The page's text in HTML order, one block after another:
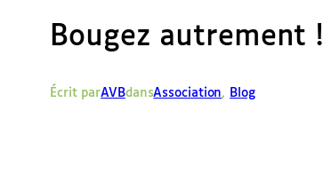
Bougez autrement !
Écrit parAVBdansAssociation, Blog